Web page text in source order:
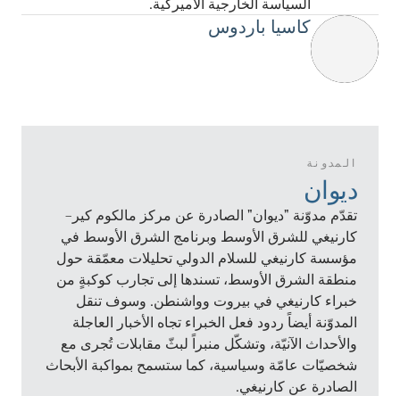
المدونة
ديوان
تقدّم مدوّنة "ديوان" الصادرة عن مركز مالكوم كير–
كارنيغي للشرق الأوسط وبرنامج الشرق الأوسط في
مؤسسة كارنيغي للسلام الدولي تحليلات معمّقة حول
منطقة الشرق الأوسط، تسندها إلى تجارب كوكبةٍ من
خبراء كارنيغي في بيروت وواشنطن. وسوف تنقل
المدوّنة أيضاً ردود فعل الخبراء تجاه الأخبار العاجلة
والأحداث الآنيّة، وتشكّل منبراً لبثّ مقابلات تُجرى مع
شخصيّات عامّة وسياسية، كما ستسمح بمواكبة الأبحاث
الصادرة عن كارنيغي.
السياسة الخارجية الأميركية.
كاسيا باردوس